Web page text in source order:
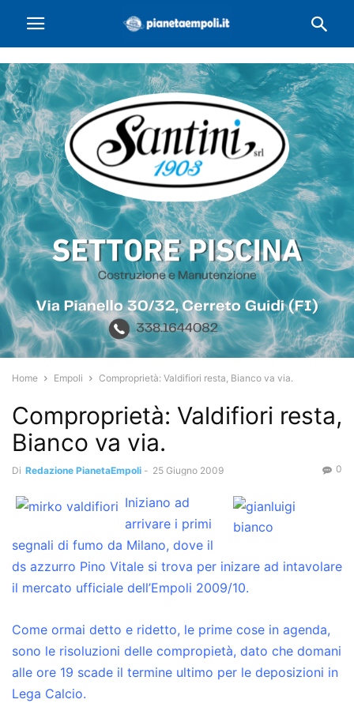
Home Empoli Comproprietà: Valdifiori resta, Bianco va via.
Comproprietà: Valdifiori resta,
Bianco va via.
Di Redazione PianetaEmpoli - 25 Giugno 2009 0
Iniziano ad
arrivare i primi
segnali di fumo da Milano, dove il
ds azzurro Pino Vitale si trova per inizare ad intavolare
il mercato ufficiale dell’Empoli 2009/10.
Come ormai detto e ridetto, le prime cose in agenda,
sono le risoluzioni delle compropietà, dato che domani
alle ore 19 scade il termine ultimo per le deposizioni in
Lega Calcio.